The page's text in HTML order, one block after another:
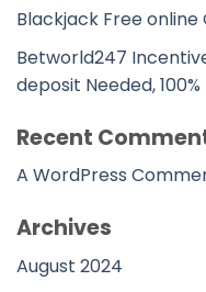
Blackjack Free
Betworld247
deposit Needed,
Recent
A WordPress
Archives
August 2024